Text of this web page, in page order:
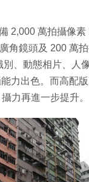
2,000 萬拍攝像素
角鏡頭及 200 萬
、動態相片、人
力出色。而高配
力再進一步提升。